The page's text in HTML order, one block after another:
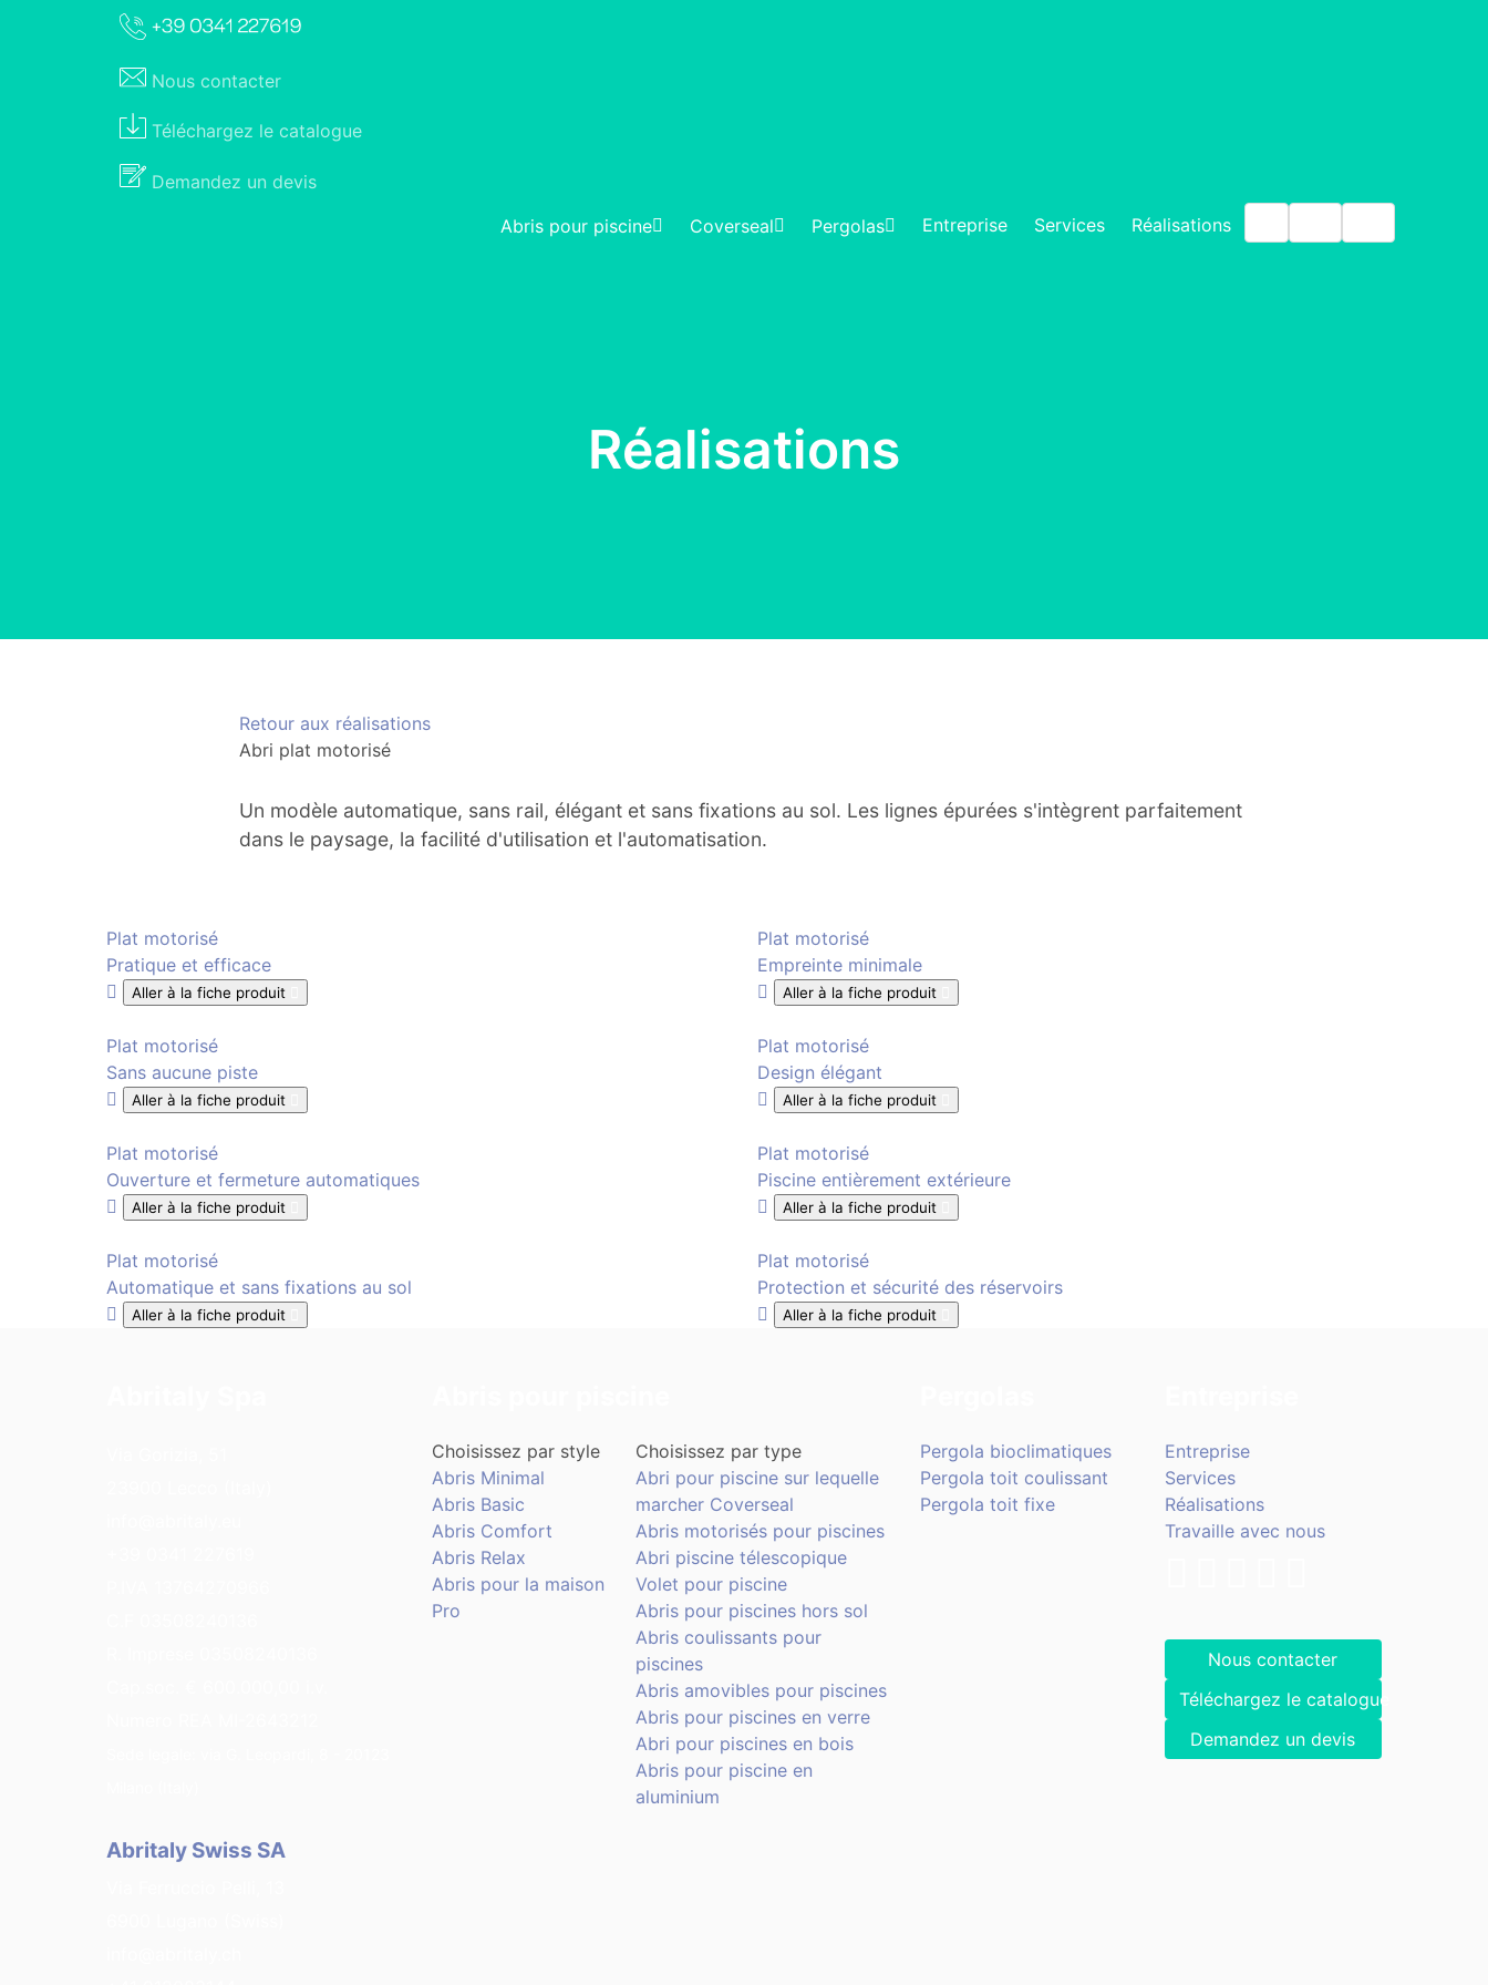
Nous contacter
Téléchargez le catalogue
Demandez un devis
Abris pour piscine Coverseal Pergolas Entreprise Services Réalisations
Réalisations
Retour aux réalisations
Abri plat motorisé
Un modèle automatique, sans rail, élégant et sans fixations au sol. Les lignes épurées s'intègrent parfaitement
dans le paysage, la facilité d'utilisation et l'automatisation.
Plat motorisé
Pratique et efficace
Aller à la fiche produit
Plat motorisé
Empreinte minimale
Aller à la fiche produit
Plat motorisé
Sans aucune piste
Aller à la fiche produit
Plat motorisé
Design élégant
Aller à la fiche produit
Plat motorisé
Ouverture et fermeture automatiques
Aller à la fiche produit
Plat motorisé
Piscine entièrement extérieure
Aller à la fiche produit
Plat motorisé
Automatique et sans fixations au sol
Aller à la fiche produit
Plat motorisé
Protection et sécurité des réservoirs
Aller à la fiche produit
Abritaly Swiss SA
Choisissez par style
Abris Minimal
Abris Basic
Abris Comfort
Abris Relax
Abris pour la maison
Pro
Choisissez par type
Abri pour piscine sur lequelle
marcher Coverseal
Abris motorisés pour piscines
Abri piscine télescopique
Volet pour piscine
Abris pour piscines hors sol
Abris coulissants pour
piscines
Abris amovibles pour piscines
Abris pour piscines en verre
Abri pour piscines en bois
Abris pour piscine en
aluminium
Pergola bioclimatiques
Pergola toit coulissant
Pergola toit fixe
Entreprise
Services
Réalisations
Travaille avec nous
Nous contacter
Téléchargez le catalogue
Demandez un devis